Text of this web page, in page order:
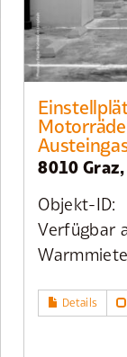
8010
Objekt-ID:
Verfügbar
Details